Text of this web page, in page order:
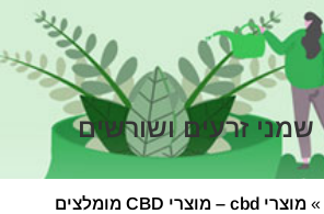
שמני זרעים ושורשים
»
מוצרי cbd – מוצרי CBD מומלצים